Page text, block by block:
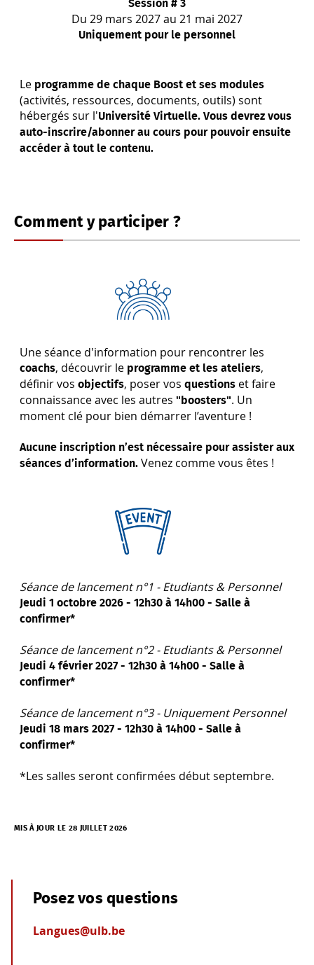
Session # 3
Du 29 mars 2027 au 21 mai 2027
Uniquement pour le personnel
Le programme de chaque Boost et ses modules
(activités, ressources, documents, outils) sont
hébergés sur l'Université Virtuelle. Vous devrez vous
auto-inscrire/abonner au cours pour pouvoir ensuite
accéder à tout le contenu.
Comment y participer ?
Une séance d'information pour rencontrer les
coachs, découvrir le programme et les ateliers,
définir vos objectifs, poser vos questions et faire
connaissance avec les autres "boosters". Un
moment clé pour bien démarrer l’aventure !
Aucune inscription n’est nécessaire pour assister aux
séances d’information. Venez comme vous êtes !
Séance de lancement n°1 - Etudiants & Personnel
Jeudi 1 octobre 2026 - 12h30 à 14h00 - Salle à
confirmer*
Séance de lancement n°2 - Etudiants & Personnel
Jeudi 4 février 2027 - 12h30 à 14h00 - Salle à
confirmer*
Séance de lancement n°3 - Uniquement Personnel
Jeudi 18 mars 2027 - 12h30 à 14h00 - Salle à
confirmer*
*Les salles seront confirmées début septembre.
MIS À JOUR LE 28 JUILLET 2026
Posez vos questions
Langues@ulb.be